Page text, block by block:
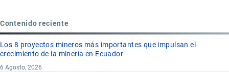
Contenido reciente
Los 8 proyectos mineros más importantes que impulsan el
crecimiento de la minería en Ecuador
6 Agosto, 2026